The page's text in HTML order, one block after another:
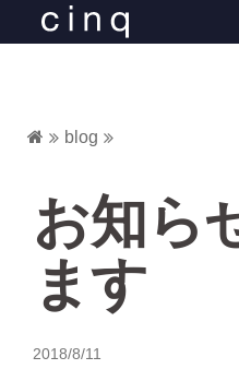
blog
お知ら
ます
2018/8/11